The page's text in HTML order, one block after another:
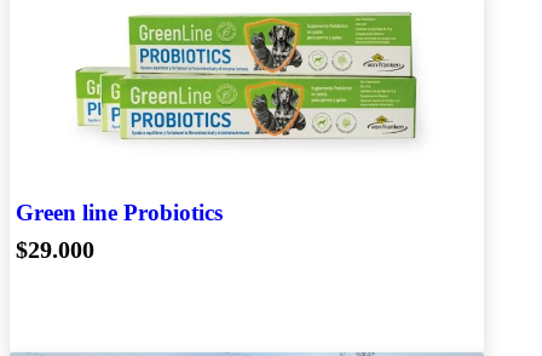
Green line Probiotics
$29.000